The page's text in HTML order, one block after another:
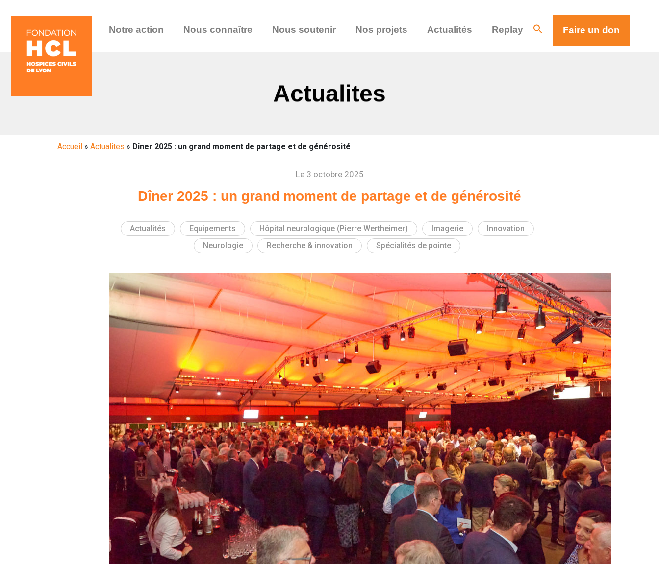
Notre action Nous connaître Nous soutenir Nos projets Actualités Replay Faire un don
Actualites
Accueil » Actualites » Dîner 2025 : un grand moment de partage et de générosité
Le 3 octobre 2025
Dîner 2025 : un grand moment de partage et de générosité
Actualités Equipements Hôpital neurologique (Pierre Wertheimer) Imagerie
Innovation
Neurologie
Recherche & innovation Spécialités de pointe